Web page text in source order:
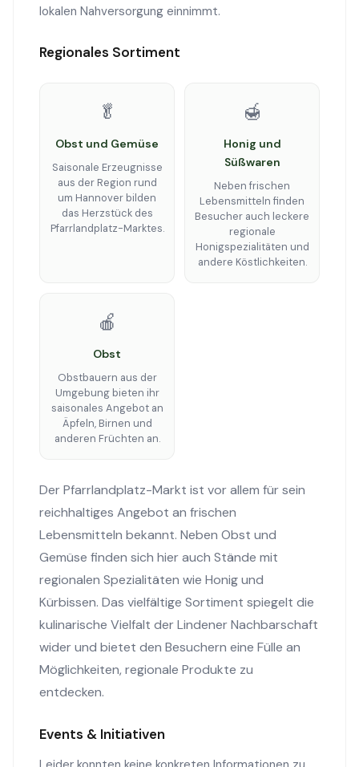
lokalen Nahversorgung einnimmt.
Regionales Sortiment
🥬
Obst und Gemüse
Saisonale Erzeugnisse
aus der Region rund
um Hannover bilden
das Herzstück des
Pfarrlandplatz-Marktes.
🍯
Honig und
Süßwaren
Neben frischen
Lebensmitteln finden
Besucher auch leckere
regionale
Honigspezialitäten und
andere Köstlichkeiten.
🍎
Obst
Obstbauern aus der
Umgebung bieten ihr
saisonales Angebot an
Äpfeln, Birnen und
anderen Früchten an.
Der Pfarrlandplatz-Markt ist vor allem für sein
reichhaltiges Angebot an frischen
Lebensmitteln bekannt. Neben Obst und
Gemüse finden sich hier auch Stände mit
regionalen Spezialitäten wie Honig und
Kürbissen. Das vielfältige Sortiment spiegelt die
kulinarische Vielfalt der Lindener Nachbarschaft
wider und bietet den Besuchern eine Fülle an
Möglichkeiten, regionale Produkte zu
entdecken.
Events & Initiativen